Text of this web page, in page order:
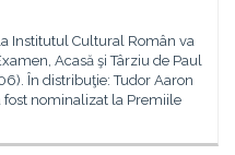
Institutul Cultural Român va
Acasă şi Târziu de Paul
În distribuţie: Tudor Aaron
fost nominalizat la Premiile